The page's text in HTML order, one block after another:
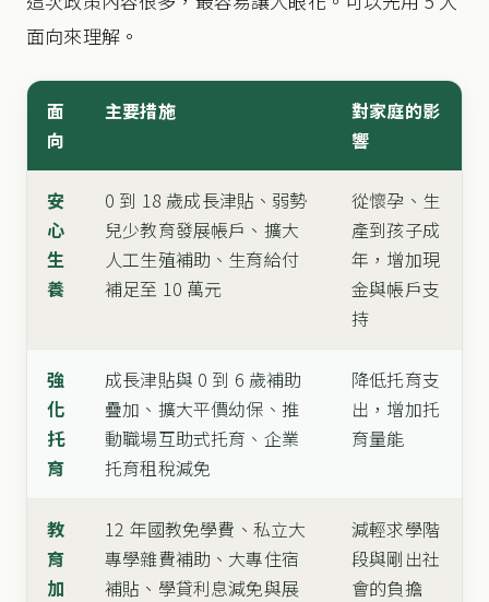
面向來理解。
面
向
主要措施
對家庭的影
響
安
心
生
養
0 到 18 歲成長津貼、弱勢
兒少教育發展帳戶、擴大
人工生殖補助、生育給付
補足至 10 萬元
從懷孕、生
產到孩子成
年，增加現
金與帳戶支
持
強
化
托
育
成長津貼與 0 到 6 歲補助
疊加、擴大平價幼保、推
動職場互助式托育、企業
托育租稅減免
降低托育支
出，增加托
育量能
教
育
加
12 年國教免學費、私立大
專學雜費補助、大專住宿
補貼、學貸利息減免與展
減輕求學階
段與剛出社
會的負擔